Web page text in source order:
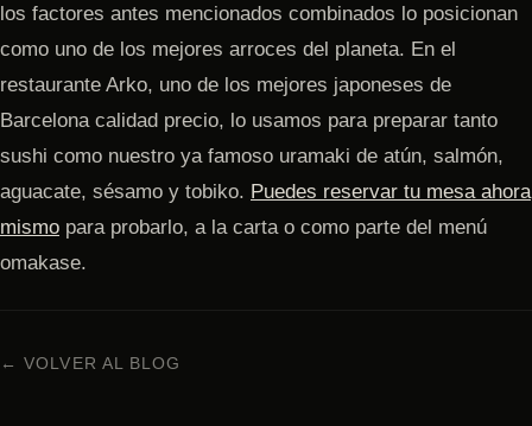
los factores antes mencionados combinados lo posicionan
como uno de los mejores arroces del planeta. En el
restaurante Arko, uno de los mejores japoneses de
Barcelona calidad precio, lo usamos para preparar tanto
sushi como nuestro ya famoso uramaki de atún, salmón,
aguacate, sésamo y tobiko. Puedes reservar tu mesa ahora
mismo para probarlo, a la carta o como parte del menú
omakase.
← VOLVER AL BLOG